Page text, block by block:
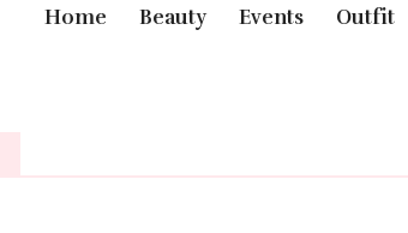
Home Beauty Events Outfit